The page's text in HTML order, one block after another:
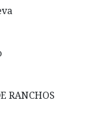
RANCHOS